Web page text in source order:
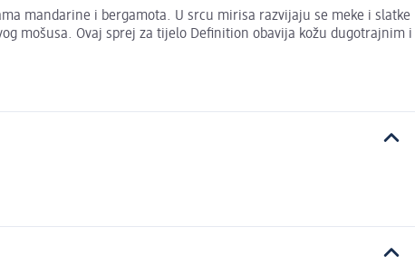
mandarine i bergamota. U srcu mirisa razvijaju se meke i slatke
mošusa. Ovaj sprej za tijelo Definition obavija kožu dugotrajnim i